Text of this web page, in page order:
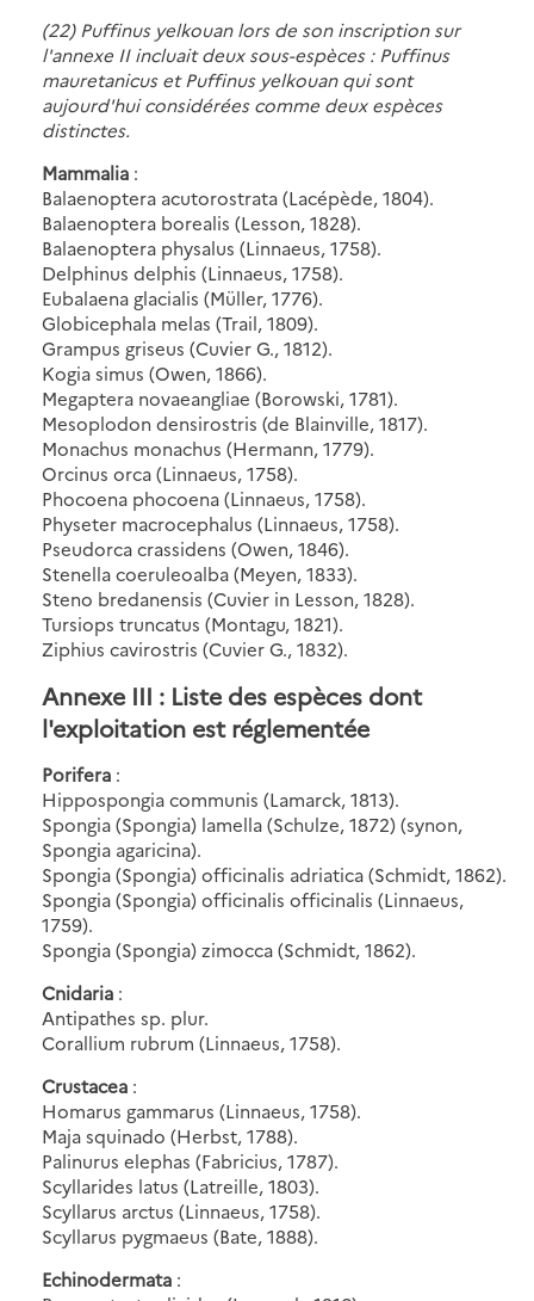
(22) Puffinus yelkouan lors de son inscription sur
l'annexe II incluait deux sous-espèces : Puffinus
mauretanicus et Puffinus yelkouan qui sont
aujourd'hui considérées comme deux espèces
distinctes.
Mammalia :
Balaenoptera acutorostrata (Lacépède, 1804).
Balaenoptera borealis (Lesson, 1828).
Balaenoptera physalus (Linnaeus, 1758).
Delphinus delphis (Linnaeus, 1758).
Eubalaena glacialis (Müller, 1776).
Globicephala melas (Trail, 1809).
Grampus griseus (Cuvier G., 1812).
Kogia simus (Owen, 1866).
Megaptera novaeangliae (Borowski, 1781).
Mesoplodon densirostris (de Blainville, 1817).
Monachus monachus (Hermann, 1779).
Orcinus orca (Linnaeus, 1758).
Phocoena phocoena (Linnaeus, 1758).
Physeter macrocephalus (Linnaeus, 1758).
Pseudorca crassidens (Owen, 1846).
Stenella coeruleoalba (Meyen, 1833).
Steno bredanensis (Cuvier in Lesson, 1828).
Tursiops truncatus (Montagu, 1821).
Ziphius cavirostris (Cuvier G., 1832).
Annexe III : Liste des espèces dont
l'exploitation est réglementée
Porifera :
Hippospongia communis (Lamarck, 1813).
Spongia (Spongia) lamella (Schulze, 1872) (synon,
Spongia agaricina).
Spongia (Spongia) officinalis adriatica (Schmidt, 1862).
Spongia (Spongia) officinalis officinalis (Linnaeus,
1759).
Spongia (Spongia) zimocca (Schmidt, 1862).
Cnidaria :
Antipathes sp. plur.
Corallium rubrum (Linnaeus, 1758).
Crustacea :
Homarus gammarus (Linnaeus, 1758).
Maja squinado (Herbst, 1788).
Palinurus elephas (Fabricius, 1787).
Scyllarides latus (Latreille, 1803).
Scyllarus arctus (Linnaeus, 1758).
Scyllarus pygmaeus (Bate, 1888).
Echinodermata :